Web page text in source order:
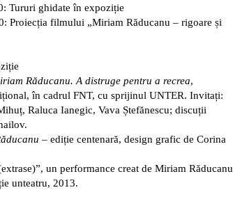
: Tururi ghidate în expoziție
Proiecția filmului „Miriam Răducanu – rigoare și
Răducanu. A distruge pentru a recrea,
în cadrul FNT, cu sprijinul UNTER. Invitați:
Raluca Ianegic, Vava Ștefănescu; discuții
– ediție centenară, design grafic de Corina
un performance creat de Miriam Răducanu
unteatru, 2013.